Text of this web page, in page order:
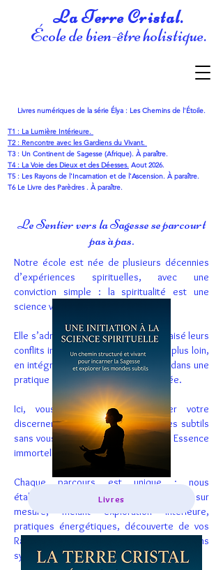
La Terre Cristal.
École de bien-être holistique.
Livres numériques de la série Élya : Les Chemins de l'Étoile.
T1 : La Lumière Intérieure.
T2 : Rencontre avec les Gardiens du Vivant.
T3 : Un Continent de Sagesse (Afrique). À paraître.
T4 : La Voie des Dieux et des Déesses. Aout 2026.
T5 : Les Rayons de l'Incarnation et de l'Ascension. À paraître.
T6 Le Livre des Parèdres . À paraître.
Le Sentier vers la Sagesse se parcourt
pas à pas.
Notre école est née de plusieurs décennies
d’expériences spirituelles, avec une
conviction simple : la spiritualité est une
science vivante de la sagesse.
Elle s’adresse à ceux qui ont déjà apaisé leurs
conflits intérieurs et souhaitent aller plus loin,
en intégrant Matière, Âme et Esprit dans une
pratique claire, structurée et sécurisée.
Ici, vous apprenez à développer votre
discernement, à explorer les mondes subtils
sans vous perdre, et à incarner votre Essence
immortelle.
Chaque parcours est unique : nous
établissons avec vous un programme sur
mesure, mêlant exploration intérieure,
pratiques énergétiques, découverte de vos
Rayons d’incarnation et constellations
systémiques archétypales.
Livres